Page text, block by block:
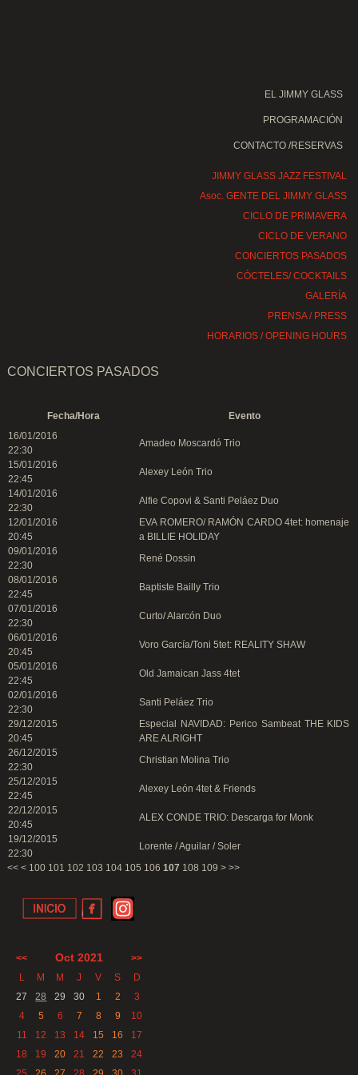
EL JIMMY GLASS
PROGRAMACIÓN
CONTACTO /RESERVAS
JIMMY GLASS JAZZ FESTIVAL
Asoc. GENTE DEL JIMMY GLASS
CICLO DE PRIMAVERA
CICLO DE VERANO
CONCIERTOS PASADOS
CÓCTELES/ COCKTAILS
GALERÍA
PRENSA / PRESS
HORARIOS / OPENING HOURS
CONCIERTOS PASADOS
Fecha/Hora
Evento
16/01/2016
22:30
Amadeo Moscardó Trio
15/01/2016
22:45
Alexey León Trio
14/01/2016
22:30
Alfie Copovi & Santi Peláez Duo
12/01/2016
20:45
EVA ROMERO/ RAMÓN CARDO 4tet: homenaje
a BILLIE HOLIDAY
09/01/2016
22:30
René Dossin
08/01/2016
22:45
Baptiste Bailly Trio
07/01/2016
22:30
Curto/ Alarcón Duo
06/01/2016
20:45
Voro García/Toni 5tet: REALITY SHAW
05/01/2016
22:45
Old Jamaican Jass 4tet
02/01/2016
22:30
Santi Peláez Trio
29/12/2015
20:45
Especial NAVIDAD: Perico Sambeat THE KIDS
ARE ALRIGHT
26/12/2015
22:30
Christian Molina Trio
25/12/2015
22:45
Alexey León 4tet & Friends
22/12/2015
20:45
ALEX CONDE TRIO: Descarga for Monk
19/12/2015
22:30
Lorente / Aguilar / Soler
<< < 100 101 102 103 104 105 106 107 108 109 > >>
<< Oct 2021
>>
L
M M J V S
D
27
28 29 30 1 2
3
4
5 6 7 8 9
10
11
12 13 14 15 16
17
18
19 20 21 22 23
24